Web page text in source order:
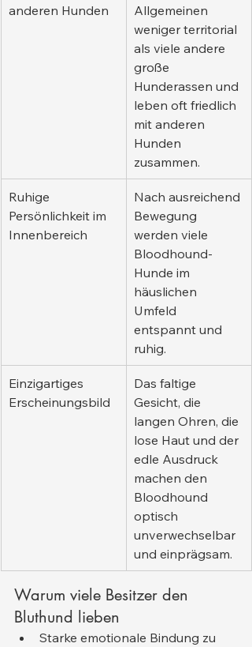
anderen Hunden
Allgemeinen
weniger territorial
als viele andere
große
Hunderassen und
leben oft friedlich
mit anderen
Hunden
zusammen.
Ruhige
Persönlichkeit im
Innenbereich
Nach ausreichend
Bewegung
werden viele
Bloodhound-
Hunde im
häuslichen
Umfeld
entspannt und
ruhig.
Einzigartiges
Erscheinungsbild
Das faltige
Gesicht, die
langen Ohren, die
lose Haut und der
edle Ausdruck
machen den
Bloodhound
optisch
unverwechselbar
und einprägsam.
Warum viele Besitzer den
Bluthund lieben
Starke emotionale Bindung zu